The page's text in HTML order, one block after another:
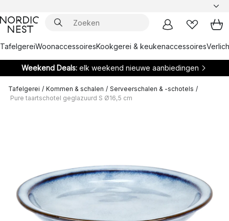
TafelgereiWoonaccessoiresKookgerei & keukenaccessoires
Weekend Deals: elk weekend nieuwe aanbiedingen
Tafelgerei / Kommen & schalen / Serveerschalen & -schotels /
Pure taartschotel geglazuurd S Ø16,5 cm